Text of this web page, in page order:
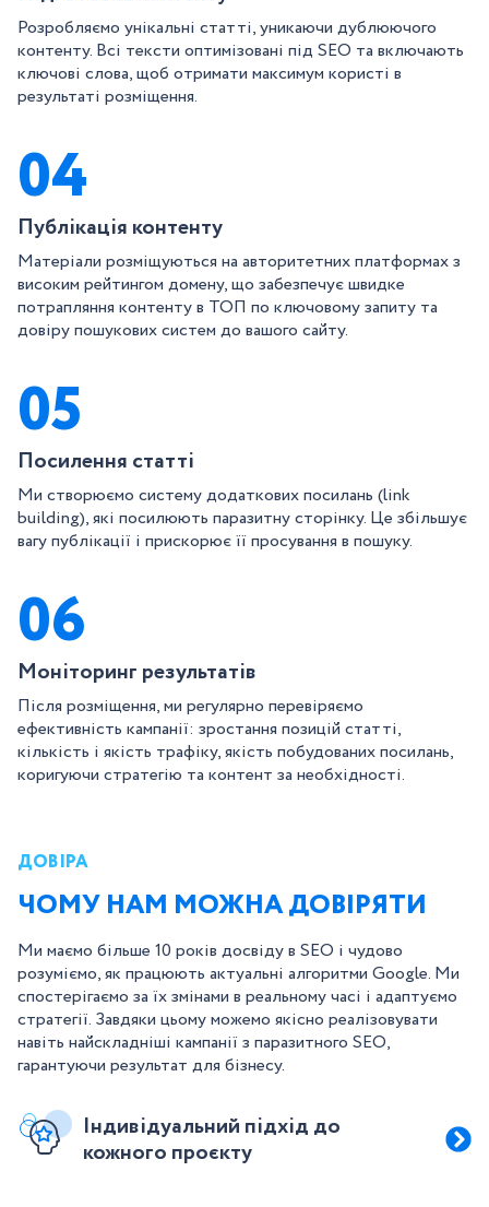
Розробляємо унікальні статті, уникаючи дублюючого
контенту. Всі тексти оптимізовані під SEO та включають
ключові слова, щоб отримати максимум користі в
результаті розміщення.
04
Публікація контенту
Матеріали розміщуються на авторитетних платформах з
високим рейтингом домену, що забезпечує швидке
потрапляння контенту в ТОП по ключовому запиту та
довіру пошукових систем до вашого сайту.
05
Посилення статті
Ми створюємо систему додаткових посилань (link
building), які посилюють паразитну сторінку. Це збільшує
вагу публікації і прискорює її просування в пошуку.
06
Моніторинг результатів
Після розміщення, ми регулярно перевіряємо
ефективність кампанії: зростання позицій статті,
кількість і якість трафіку, якість побудованих посилань,
коригуючи стратегію та контент за необхідності.
ДОВІРА
ЧОМУ НАМ МОЖНА ДОВІРЯТИ
Ми маємо більше 10 років досвіду в SEO і чудово
розуміємо, як працюють актуальні алгоритми Google. Ми
спостерігаємо за їх змінами в реальному часі і адаптуємо
стратегії. Завдяки цьому можемо якісно реалізовувати
навіть найскладніші кампанії з паразитного SEO,
гарантуючи результат для бізнесу.
Індивідуальний підхід до
кожного проєкту